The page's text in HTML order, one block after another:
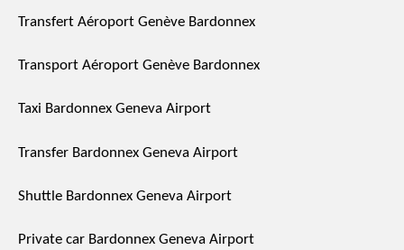
Transfert Aéroport Genève Bardonnex
Transport Aéroport Genève Bardonnex
Taxi Bardonnex Geneva Airport
Transfer Bardonnex Geneva Airport
Shuttle Bardonnex Geneva Airport
Private car Bardonnex Geneva Airport